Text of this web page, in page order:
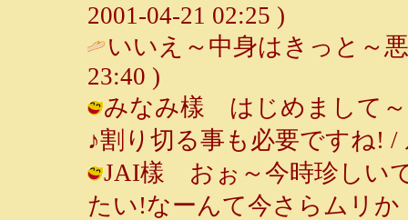
2001-04-21 02:25 )
いいえ～中身はきっと
23:40 )
みなみ樣 はじめまして
♪割り切る事も必要ですね! /
JAI樣 おぉ～今時珍しい
たい!なーんて今さらムリ